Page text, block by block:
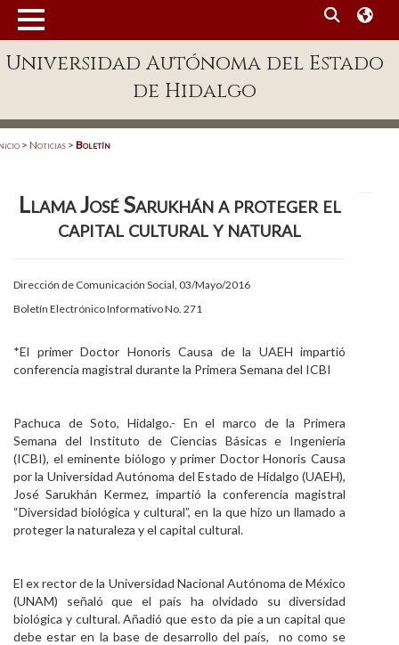
Enlaces
Patronato
Publicaciones en línea
Acreditación Internacional
Alumnado
Personal
Alumni
Visitantes
Universidad Autónoma del Estado
de Hidalgo
> Noticias > Boletín
Llama José Sarukhán a proteger el
capital cultural y natural
Dirección de Comunicación Social, 03/Mayo/2016
Boletín Electrónico Informativo No. 271
*El primer Doctor Honoris Causa de la UAEH impartió
conferencia magistral durante la Primera Semana del ICBI
Pachuca de Soto, Hidalgo.- En el marco de la Primera
Semana del Instituto de Ciencias Básicas e Ingeniería
(ICBI), el eminente biólogo y primer Doctor Honoris Causa
por la Universidad Autónoma del Estado de Hidalgo (UAEH),
José Sarukhán Kermez, impartió la conferencia magistral
“Diversidad biológica y cultural”, en la que hizo un llamado a
proteger la naturaleza y el capital cultural.
El ex rector de la Universidad Nacional Autónoma de México
(UNAM) señaló que el país ha olvidado su diversidad
biológica y cultural. Añadió que esto da pie a un capital que
debe estar en la base de desarrollo del país, no como se